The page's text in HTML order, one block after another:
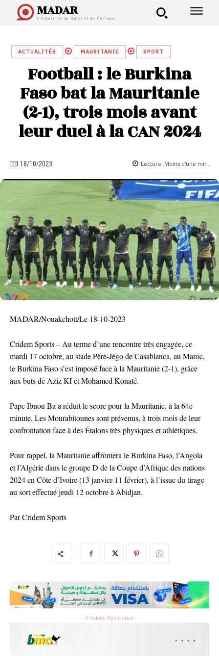
MADAR
L'Actualités du Sahel et de l'Afrique
ACTUALITÉS MAURITANIE SPORT
Football : le Burkina
Faso bat la Mauritanie
(2-1), trois mois avant
leur duel à la CAN 2024
18/10/2023 Lecture: Moins d'une min.
MADAR/Nouakchott/Le 18-10-2023
Cridem Sports – Au terme d’une rencontre très engagée, ce
mardi 17 octobre, au stade Père-Jégo de Casablanca, au Maroc,
le Burkina Faso s’est imposé face à la Mauritanie (2-1), grâce
aux buts de Aziz KI et Mohamed Konaté.
Pape Ibnou Ba a réduit le score pour la Mauritanie, à la 64e
minute. Les Mourabitounes sont prévenus, à trois mois de leur
confrontation face à des Étalons très physiques et athlétiques.
Pour rappel, la Mauritanie affrontera le Burkina Faso, l’Angola
et l’Algérie dans le groupe D de la Coupe d’Afrique des nations
2024 en Côte d’Ivoire (13 janvier-11 février), à l’issue du tirage
au sort effectué jeudi 12 octobre à Abidjan.
Par Cridem Sports
- Contenu Sponsorisé -